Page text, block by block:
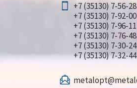
+7 (35130) 7-56-28
+7 (35130) 7-92-00
+7 (35130) 7-96-11
+7 (35130) 7-76-48
+7 (35130) 7-30-24
+7 (35130) 7-32-44